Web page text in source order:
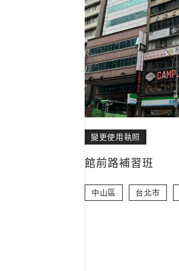
變更使用執照
館前路補習班
中山區 台北市